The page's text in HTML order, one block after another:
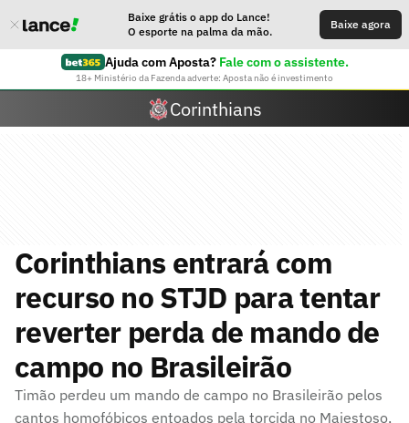
Baixe grátis o app do Lance!
O esporte na palma da mão.
Baixe agora
Ajuda com Aposta? Fale com o assistente.
18+ Ministério da Fazenda adverte: Aposta não é investimento
Corinthians
Corinthians entrará com
recurso no STJD para tentar
reverter perda de mando de
campo no Brasileirão
Timão perdeu um mando de campo no Brasileirão pelos
cantos homofóbicos entoados pela torcida no Majestoso,